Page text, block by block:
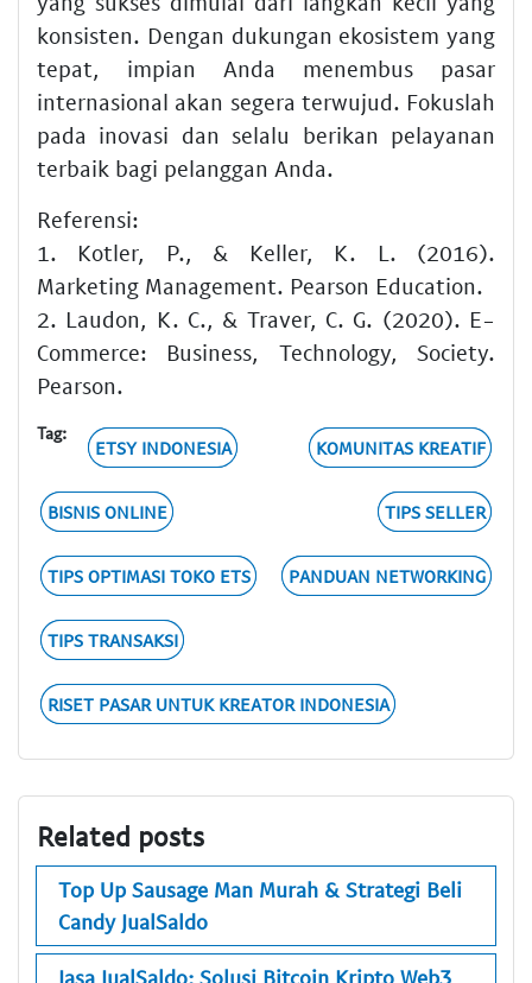
konsisten. Dengan dukungan ekosistem yang
tepat, impian Anda menembus pasar
internasional akan segera terwujud. Fokuslah
pada inovasi dan selalu berikan pelayanan
terbaik bagi pelanggan Anda.
Referensi:
1. Kotler, P., & Keller, K. L. (2016).
Marketing Management. Pearson Education.
2. Laudon, K. C., & Traver, C. G. (2020). E-
Commerce: Business, Technology, Society.
Pearson.
Tag:
ETSY INDONESIA KOMUNITAS KREATIF
BISNIS ONLINE TIPS SELLER
TIPS OPTIMASI TOKO ETS PANDUAN NETWORKING
TIPS TRANSAKSI
RISET PASAR UNTUK KREATOR INDONESIA
Related posts
Top Up Sausage Man Murah & Strategi Beli
Candy JualSaldo
Jasa JualSaldo: Solusi Bitcoin Kripto Web3